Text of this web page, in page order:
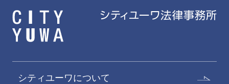
シティユーワについて